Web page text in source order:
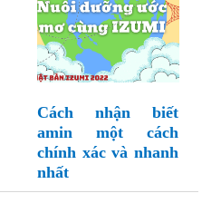
Cách nhận biết
amin một cách
chính xác và nhanh
nhất